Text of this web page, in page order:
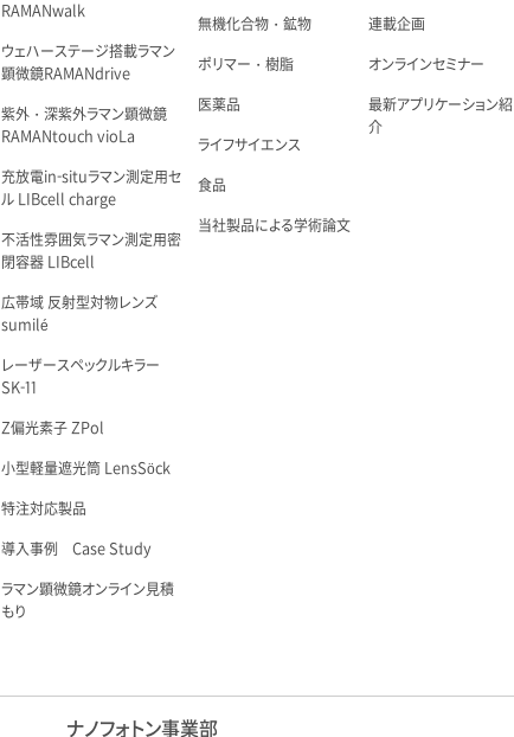
RAMANwalk
ウェハーステージ搭載ラマン
顕微鏡RAMANdrive
紫外・深紫外ラマン顕微鏡
RAMANtouch vioLa
充放電in-situラマン測定用セ
ル LIBcell charge
不活性雰囲気ラマン測定用密
閉容器 LIBcell
広帯域 反射型対物レンズ
sumilé
レーザースペックルキラー
SK-11
Z偏光素子 ZPol
小型軽量遮光筒 LensSöck
特注対応製品
導入事例 Case Study
ラマン顕微鏡オンライン見積
もり
無機化合物・鉱物
ポリマー・樹脂
医薬品
ライフサイエンス
食品
当社製品による学術論文
連載企画
オンラインセミナー
最新アプリケーション紹
介
ナノフォトン事業部